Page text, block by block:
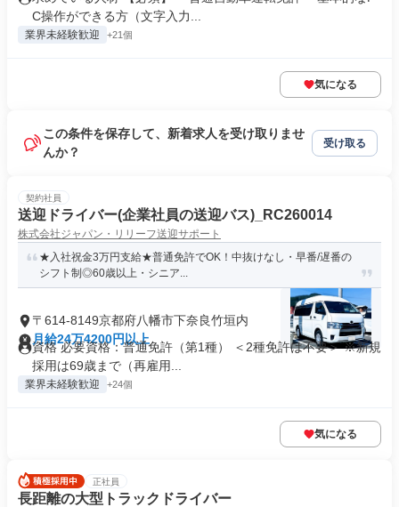
C操作ができる方（文字入力...
業界未経験歓迎 +21個
気になる
この条件を保存して、新着求人を受け取りませ
んか？
受け取る
契約社員
送迎ドライバー(企業社員の送迎バス)_RC260014
株式会社ジャパン・リリーフ送迎サポート
★入社祝金3万円支給★普通免許でOK！中抜けなし・早番/遅番の
シフト制◎60歳以上・シニア...
〒614-8149京都府八幡市下奈良竹垣内
月給24万4200円以上
資格 必要資格：普通免許（第1種） ＜2種免許は不要＞ ※新規
採用は69歳まで（再雇用...
業界未経験歓迎 +24個
気になる
正社員
長距離の大型トラックドライバー